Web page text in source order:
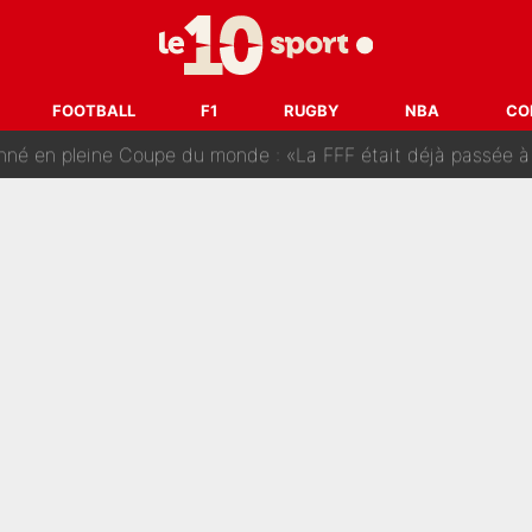
FOOTBALL F1 RUGBY NBA
: Ces autres joueurs du XV de France pourraient aussi quitter le Stade
changent de chaîne : beIN SPORTS ne digère pas cette décision
en pleine Coupe du monde : «La FFF était déjà passée